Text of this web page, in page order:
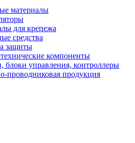
материалы
для крепежа
средства
защиты
компоненты
блоки управления, контроллеры
проводниковая продукция